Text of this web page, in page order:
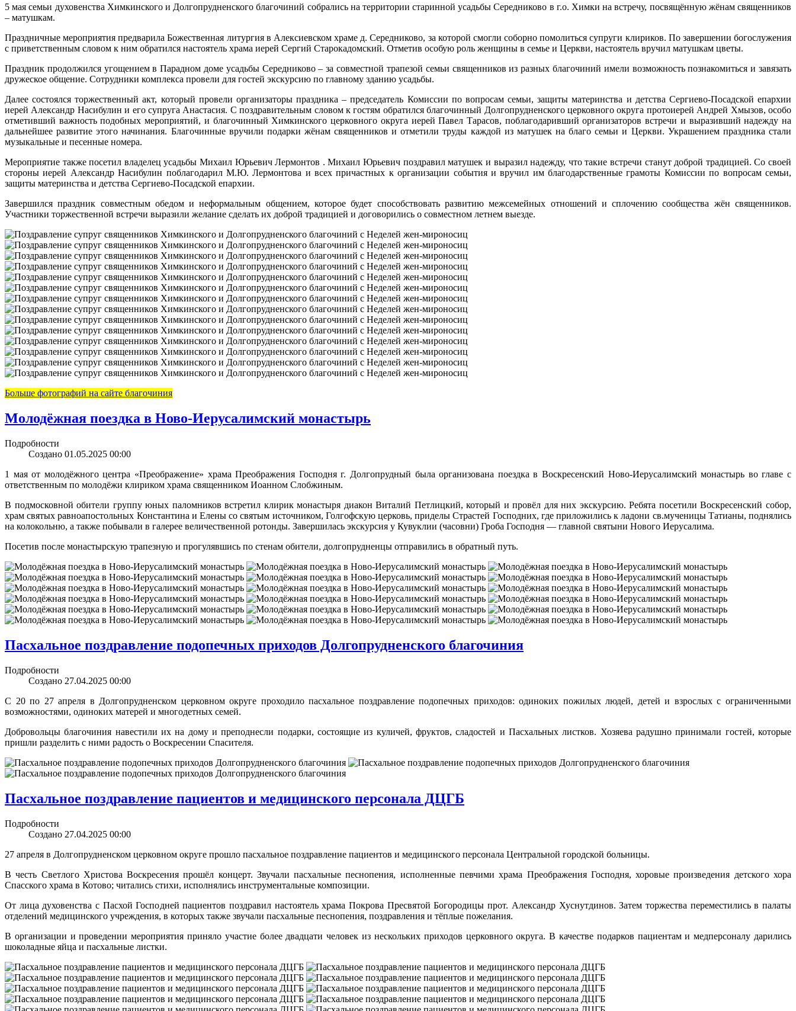
5 мая семьи духовенства Химкинского и Долгопрудненского благочиний собрались на территории старинной усадьбы Середниково в г.о. Химки на встречу, посвящённую жёнам священников
– матушкам.
Праздничные мероприятия предварила Божественная литургия в Алексиевском храме д. Середниково, за которой смогли соборно помолиться супруги клириков. По завершении богослужения
с приветственным словом к ним обратился настоятель храма иерей Сергий Старокадомский. Отметив особую роль женщины в семье и Церкви, настоятель вручил матушкам цветы.
Праздник продолжился угощением в Парадном доме усадьбы Середниково – за совместной трапезой семьи священников из разных благочиний имели возможность познакомиться и завязать
дружеское общение. Сотрудники комплекса провели для гостей экскурсию по главному зданию усадьбы.
Далее состоялся торжественный акт, который провели организаторы праздника – председатель Комиссии по вопросам семьи, защиты материнства и детства Сергиево-Посадской епархии
иерей Александр Насибулин и его супруга Анастасия. С поздравительным словом к гостям обратился благочинный Долгопрудненского церковного округа протоиерей Андрей Хмызов, особо
отметивший важность подобных мероприятий, и благочинный Химкинского церковного округа иерей Павел Тарасов, поблагодаривший организаторов встречи и выразивший надежду на
дальнейшее развитие этого начинания. Благочинные вручили подарки жёнам священников и отметили труды каждой из матушек на благо семьи и Церкви. Украшением праздника стали
музыкальные и песенные номера.
Мероприятие также посетил владелец усадьбы Михаил Юрьевич Лермонтов . Михаил Юрьевич поздравил матушек и выразил надежду, что такие встречи станут доброй традицией. Со своей
стороны иерей Александр Насибулин поблагодарил М.Ю. Лермонтова и всех причастных к организации события и вручил им благодарственные грамоты Комиссии по вопросам семьи,
защиты материнства и детства Сергиево-Посадской епархии.
Завершился праздник совместным обедом и неформальным общением, которое будет способствовать развитию межсемейных отношений и сплочению сообщества жён священников.
Участники торжественной встречи выразили желание сделать их доброй традицией и договорились о совместном летнем выезде.
Больше фотографий на сайте благочиния
Молодёжная поездка в Ново-Иерусалимский монастырь
Подробности
Создано 01.05.2025 00:00
1 мая от молодёжного центра «Преображение» храма Преображения Господня г. Долгопрудный была организована поездка в Воскресенский Ново-Иерусалимский монастырь во главе с
ответственным по молодёжи клириком храма священником Иоанном Слобжиным.
В подмосковной обители группу юных паломников встретил клирик монастыря диакон Виталий Петлицкий, который и провёл для них экскурсию. Ребята посетили Воскресенский собор,
храм святых равноапостольных Константина и Елены со святым источником, Голгофскую церковь, приделы Страстей Господних, где приложились к ладони св.мученицы Татианы, поднялись
на колокольню, а также побывали в галерее величественной ротонды. Завершилась экскурсия у Кувуклии (часовни) Гроба Господня — главной святыни Нового Иерусалима.
Посетив после монастырскую трапезную и прогулявшись по стенам обители, долгопрудненцы отправились в обратный путь.
Пасхальное поздравление подопечных приходов Долгопрудненского благочиния
Подробности
Создано 27.04.2025 00:00
С 20 по 27 апреля в Долгопрудненском церковном округе проходило пасхальное поздравление подопечных приходов: одиноких пожилых людей, детей и взрослых с ограниченными
возможностями, одиноких матерей и многодетных семей.
Добровольцы благочиния навестили их на дому и преподнесли подарки, состоящие из куличей, фруктов, сладостей и Пасхальных листков. Хозяева радушно принимали гостей, которые
пришли разделить с ними радость о Воскресении Спасителя.
Пасхальное поздравление пациентов и медицинского персонала ДЦГБ
Подробности
Создано 27.04.2025 00:00
27 апреля в Долгопрудненском церковном округе прошло пасхальное поздравление пациентов и медицинского персонала Центральной городской больницы.
В честь Светлого Христова Воскресения прошёл концерт. Звучали пасхальные песнопения, исполненные певчими храма Преображения Господня, хоровые произведения детского хора
Спасского храма в Котово; читались стихи, исполнялись инструментальные композиции.
От лица духовенства с Пасхой Господней пациентов поздравил настоятель храма Покрова Пресвятой Богородицы прот. Александр Хуснутдинов. Затем торжества переместились в палаты
отделений медицинского учреждения, в которых также звучали пасхальные песнопения, поздравления и тёплые пожелания.
В организации и проведении мероприятия приняло участие более двадцати человек из нескольких приходов церковного округа. В качестве подарков пациентам и медперсоналу дарились
шоколадные яйца и пасхальные листки.